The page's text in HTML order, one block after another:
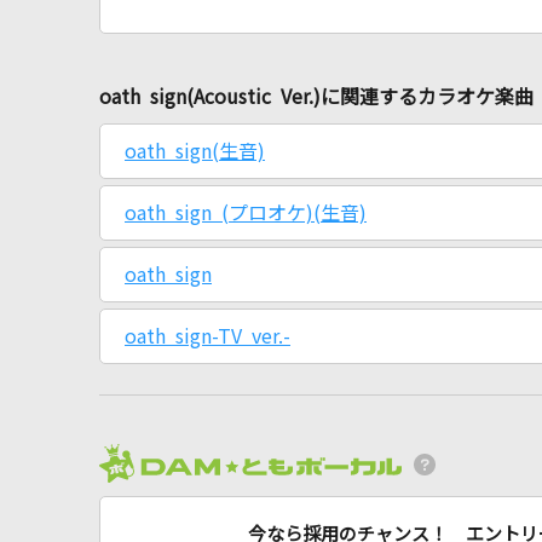
oath sign(Acoustic Ver.)に関連するカラオケ楽曲
oath sign(生音)
oath sign (プロオケ)(生音)
oath sign
oath sign-TV ver.-
今なら採用のチャンス！ エントリ